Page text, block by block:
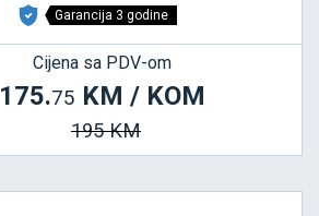
Garancija 3 godine
Cijena sa PDV-om
175.75 KM / KOM
195 KM